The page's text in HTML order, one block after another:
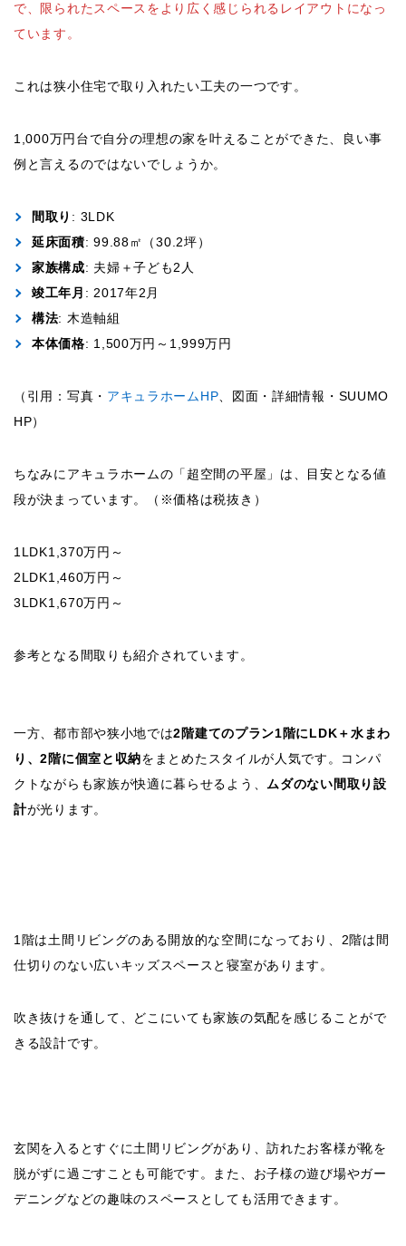
で、限られたスペースをより広く感じられるレイアウトになっ
ています。
これは狭小住宅で取り入れたい工夫の一つです。
1,000万円台で自分の理想の家を叶えることができた、良い事
例と言えるのではないでしょうか。
間取り : 3LDK
延床面積: 99.88㎡（30.2坪）
家族構成: 夫婦＋子ども2人
竣工年月 : 2017年2月
構法: 木造軸組
本体価格: 1,500万円～1,999万円
（引用：写真・ アキュラホームHP 、図面・詳細情報・SUUMO
HP）
ちなみにアキュラホームの「超空間の平屋」は、目安となる値
段が決まっています。（※価格は税抜き）
1LDK1,370万円～
2LDK1,460万円～
3LDK1,670万円～
参考となる間取りも紹介されています。
一方、都市部や狭小地では2階建てのプラン1階にLDK＋水まわ
り、2階に個室と収納をまとめたスタイルが人気です。コンパ
クトながらも家族が快適に暮らせるよう、 ムダのない間取り設
計が光ります。
1階は土間リビングのある開放的な空間になっており、2階は間
仕切りのない広いキッズスペースと寝室があります。
吹き抜けを通して、どこにいても家族の気配を感じることがで
きる設計です。
玄関を入るとすぐに土間リビングがあり、訪れたお客様が靴を
脱がずに過ごすことも可能です。また、お子様の遊び場やガー
デニングなどの趣味のスペースとしても活用できます。